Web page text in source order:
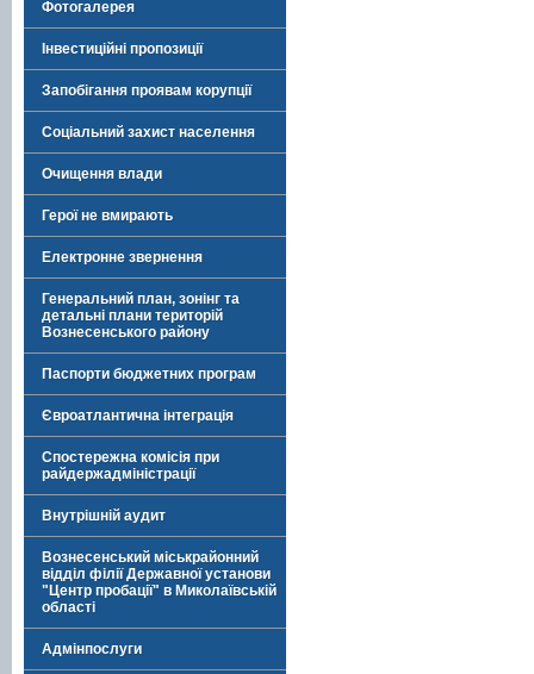
Фотогалерея
Інвестиційні пропозиції
Запобігання проявам корупції
Соціальний захист населення
Очищення влади
Герої не вмирають
Електронне звернення
Генеральний план, зонінг та
детальні плани територій
Вознесенського району
Паспорти бюджетних програм
Євроатлантична інтеграція
Спостережна комісія при
райдержадміністрації
Внутрішній аудит
Вознесенський міськрайонний
відділ філії Державної установи
"Центр пробації" в Миколаївській
області
Адмінпослуги